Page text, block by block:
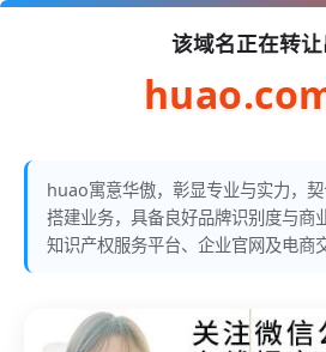
该域名正在转
huao寓意华傲，彰显专业与实力，
搭建业务，具备良好品牌识别度与商
知识产权服务平台、企业官网及电商